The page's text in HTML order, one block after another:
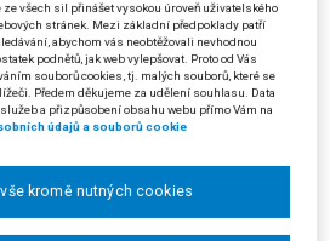
zemědělství (jako Ústřednímu
lhůty k zaplacení nedoplatku přídělové
v Lounech rozhodnutím ze dne 3. 8. 2000
dalšího přídělu a o další částky
změněnému výroku.
všech sil přinášet vysokou úroveň uživatelského
stránek. Mezi základní předpoklady patří
abychom vás neobtěžovali nevhodnou
podnětů, jak web vylepšovat. Proto od Vás
souborů cookies, tj. malých souborů, které se
Předem děkujeme za udělení souhlasu. Data
a přizpůsobení obsahu webu přímo Vám na
údajů a souborů cookie
kromě nutných cookies